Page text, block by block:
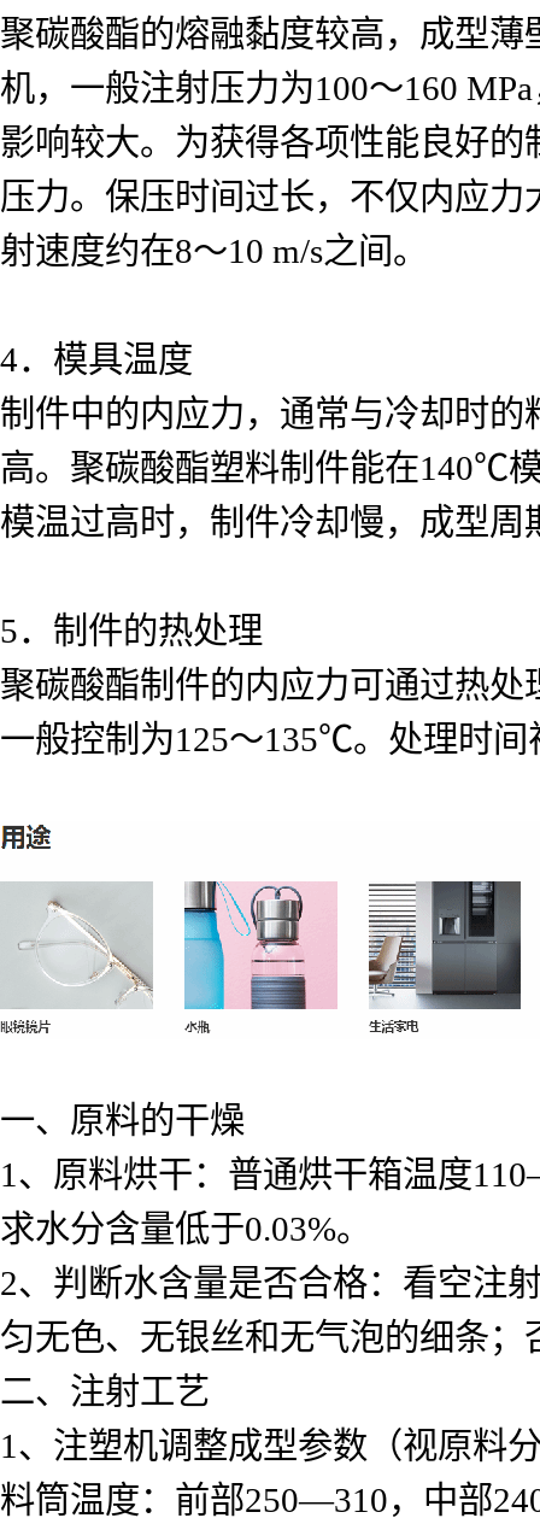
聚碳酸酯的熔融黏度较高，成型
机，一般注射压力为100～160 MPa
影响较大。为获得各项性能良好
压力。保压时间过长，不仅内应
射速度约在8～10 m/s之间。
4．模具温度
制件中的内应力，通常与冷却时
高。聚碳酸酯塑料制件能在140℃
模温过高时，制件冷却慢，成型
5．制件的热处理
聚碳酸酯制件的内应力可通过热
一般控制为125～135℃。处理时间
一、原料的干燥
1 、原料烘干：普通烘干箱温度
求水分含量低于0.03%。
2、判断水含量是否合格：看空注
匀无色、无银丝和无气泡的细条
二、注射工艺
1 、注塑机调整成型参数（视原料
料筒温度：前部250—310，中部